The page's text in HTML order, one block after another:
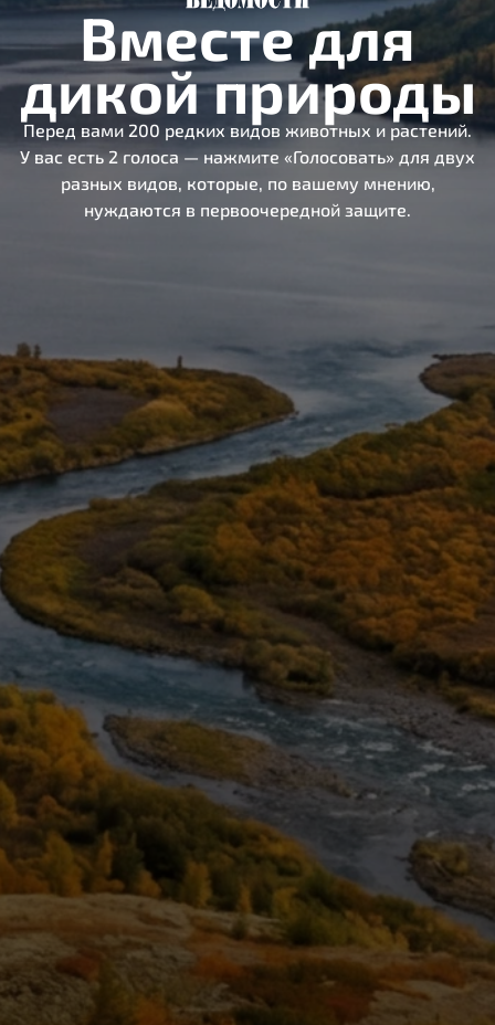
Вместе для
дикой природы
Перед вами 200 редких видов животных и растений.
У вас есть 2 голоса — нажмите «Голосовать» для двух
разных видов, которые, по вашему мнению,
нуждаются в первоочередной защите.